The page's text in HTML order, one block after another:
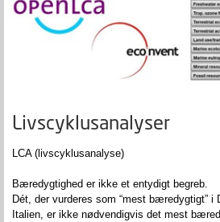
Livscyklusanalyser
LCA (livscyklusanalyse)
Bæredygtighed er ikke et entydigt begreb.
Dét, der vurderes som “mest bæredygtigt” i
Italien, er ikke nødvendigvis det mest